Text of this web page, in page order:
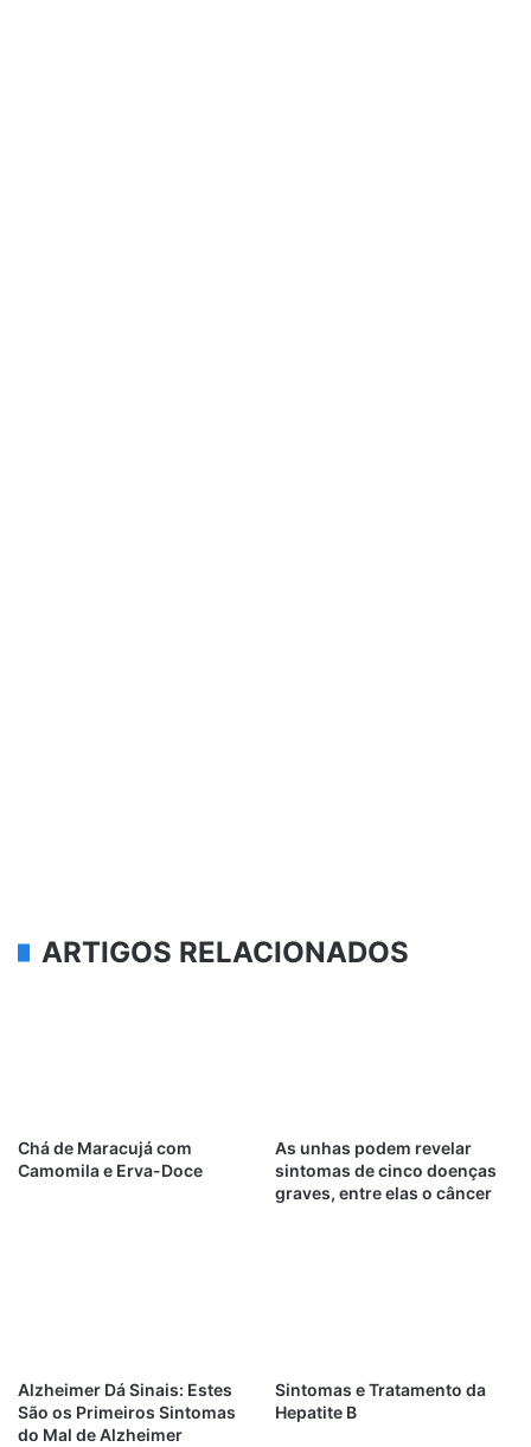
ARTIGOS RELACIONADOS
Chá de Maracujá com
Camomila e Erva-Doce
As unhas podem revelar
sintomas de cinco doenças
graves, entre elas o câncer
Alzheimer Dá Sinais: Estes
São os Primeiros Sintomas
do Mal de Alzheimer
Sintomas e Tratamento da
Hepatite B